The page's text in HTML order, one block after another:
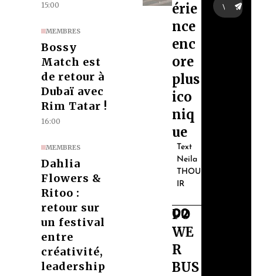
15:00
MEMBRES
Bossy
Match est
de retour à
Dubaï avec
Rim Tatar !
16:00
MEMBRES
Dahlia
Flowers &
Ritoo :
retour sur
un festival
entre
créativité,
leadership
érie
nce
enc
ore
plus
ico
niq
ue
Text
Neila
THOU
IR
02
PO
WE
R
BUS